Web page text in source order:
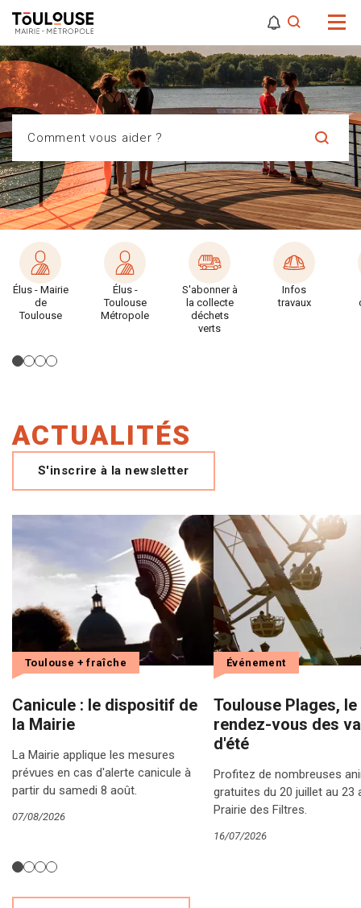
Comment vous aider ?
Élus - Mairie
de
Toulouse
Élus -
Toulouse
Métropole
S'abonner à
la collecte
déchets
verts
Infos
travaux
ACTUALITÉS
S'inscrire à la newsletter
Canicule : le dispositif de
la Mairie
Toulouse + fraîche
La Mairie applique les mesures
prévues en cas d'alerte canicule à
partir du samedi 8 août.
07/08/2026
Toulouse Plages, le
rendez-vous des
d'été
Événement
Profitez de nombreuses
gratuites du 20 juillet au 23
Prairie des Filtres.
16/07/2026